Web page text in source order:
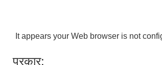
It appears your Web browser is not
प्रकार: